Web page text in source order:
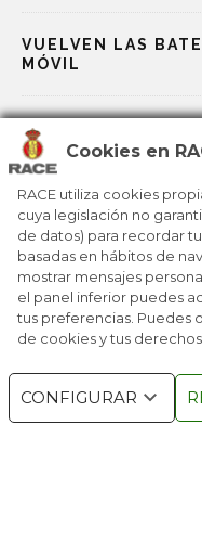
Cookies en
RACE utiliza cookies
cuya legislación no
de datos) para recordar
basadas en hábitos de
mostrar mensajes
el panel inferior puedes
tus preferencias. Puedes
de cookies y tus
CONFIGURAR
VUELVEN LAS
MÓVIL
DE LA ERA DEL
LA EDUCACIÓN YA
ASÍ VEMOS LOS